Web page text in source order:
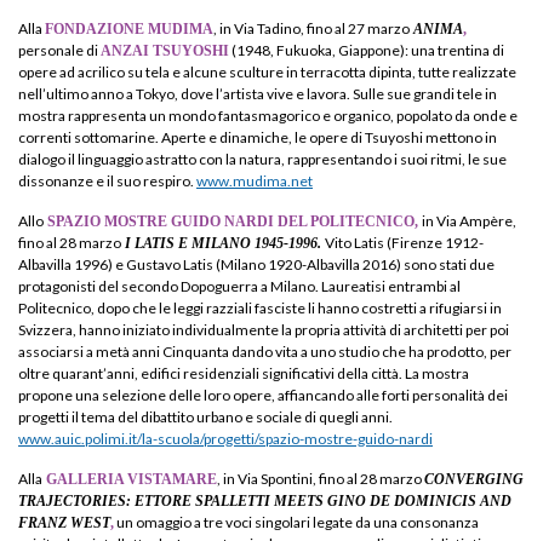
Alla FONDAZIONE MUDIMA, in Via Tadino, fino al 27 marzo ANIMA,
personale diANZAI TSUYOSHI (1948, Fukuoka, Giappone): una trentina di
opere ad acrilico su tela e alcune sculture in terracotta dipinta, tutte realizzate
nell’ultimo anno a Tokyo, dove l’artista vive e lavora. Sulle sue grandi tele in
mostra rappresenta un mondo fantasmagorico e organico, popolato da onde e
correnti sottomarine. Aperte e dinamiche, le opere di Tsuyoshi mettono in
dialogo il linguaggio astratto con la natura, rappresentando i suoi ritmi, le sue
dissonanze e il suo respiro. www.mudima.net
Allo SPAZIO MOSTRE GUIDO NARDI DEL POLITECNICO, in Via Ampère,
fino al 28 marzo I LATIS E MILANO 1945-1996. Vito Latis (Firenze 1912-
Albavilla 1996) e Gustavo Latis (Milano 1920-Albavilla 2016) sono stati due
protagonisti del secondo Dopoguerra a Milano. Laureatisi entrambi al
Politecnico, dopo che le leggi razziali fasciste li hanno costretti a rifugiarsi in
Svizzera, hanno iniziato individualmente la propria attività di architetti per poi
associarsi a metà anni Cinquanta dando vita a uno studio che ha prodotto, per
oltre quarant’anni, edifici residenziali significativi della città. La mostra
propone una selezione delle loro opere, affiancando alle forti personalità dei
progetti il tema del dibattito urbano e sociale di quegli anni.
www.auic.polimi.it/la-scuola/progetti/spazio-mostre-guido-nardi
Alla GALLERIA VISTAMARE, in Via Spontini, fino al 28 marzoCONVERGING
TRAJECTORIES: ETTORE SPALLETTI MEETS GINO DE DOMINICIS AND
FRANZ WEST,un omaggio a tre voci singolari legate da una consonanza